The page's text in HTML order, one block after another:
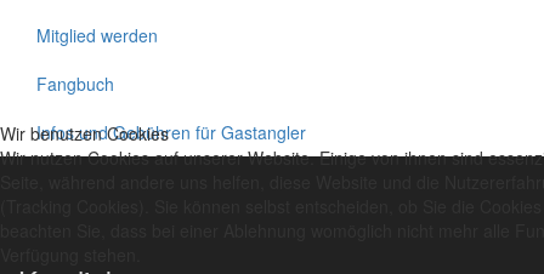
Mitglied werden
Fangbuch
Infos und Gebühren für Gastangler
Wir benutzen Cookies
Wir nutzen Cookies auf unserer Website. Einige von ihnen sind